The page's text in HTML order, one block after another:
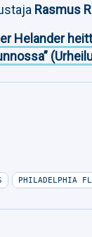
Rasmus
Helander
PHILADELPHIA